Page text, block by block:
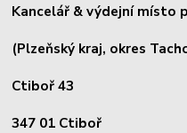
Kancelář & výdejní místo
(Plzeňský kraj, okres
Ctiboř 43
347 01 Ctiboř